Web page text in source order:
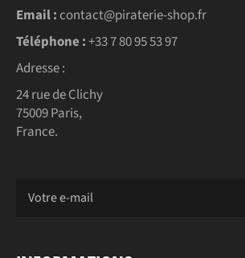
Email : contact@piraterie-shop.fr
Téléphone :+33 7 80 95 53 97
Adresse :
24 rue de Clichy
75009 Paris,
France.